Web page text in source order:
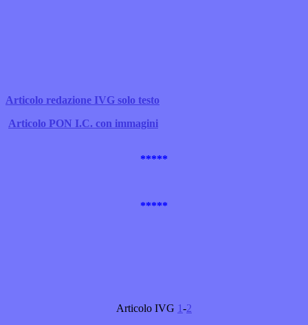
Articolo redazione IVG solo testo
Articolo PON I.C. con immagini
*****
*****
Articolo IVG 1-2